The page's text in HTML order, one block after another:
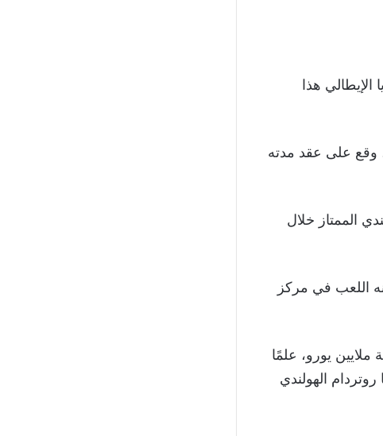
هذا
سبق له تمثيل منتخب شباب ألمانيا تحت 20 عامًا، وقع على عقد مدته
الممتاز خلال
يمكنه اللعب في مركز
ملايين يورو، علمًا
الهولندي